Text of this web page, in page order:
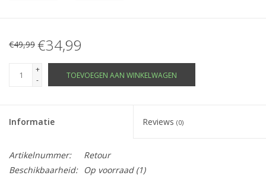
€49,99 €34,99
+
-
TOEVOEGEN AAN WINKELWAGEN
Informatie Reviews (0)
Artikelnummer:
Retour
Beschikbaarheid:
Op voorraad(1)